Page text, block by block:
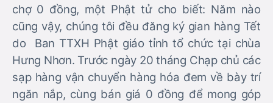
chợ 0 đồng, một Phật tử cho biết: Năm nào
cũng vậy, chúng tôi đều đăng ký gian hàng Tết
do Ban TTXH Phật giáo tỉnh tổ chức tại chùa
Hưng Nhơn. Trước ngày 20 tháng Chạp chủ các
sạp hàng vận chuyển hàng hóa đem về bày trí
ngăn nắp, cùng bán giá 0 đồng để mong góp